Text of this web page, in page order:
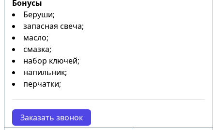
Бонусы
Беруши;
запасная свеча;
масло;
смазка;
набор ключей;
напильник;
перчатки;
Заказать звонок